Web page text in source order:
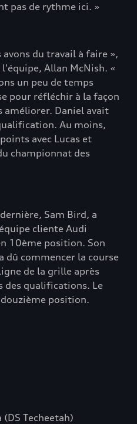
pas de rythme ici. »
du travail à faire »,
Allan McNish. «
un peu de temps
pour réfléchir à la façon
améliorer. Daniel avait
Au moins,
avec Lucas et
championnat des
Sam Bird, a
cliente Audi
10ème position. Son
dû commencer la course
de la grille après
des qualifications. Le
position.
Techeetah)